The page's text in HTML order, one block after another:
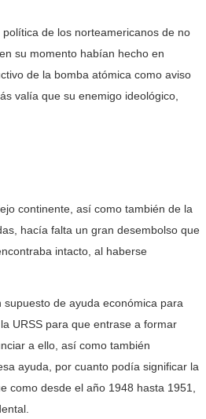
de los norteamericanos de no
su momento habían hecho en
de la bomba atómica como aviso
valía que su enemigo ideológico,
continente, así como también de la
hacía falta un gran desembolso que
intacto, al haberse
de ayuda económica para
URSS para que entrase a formar
a ello, así como también
ayuda, por cuanto podía significar la
como desde el año 1948 hasta 1951,